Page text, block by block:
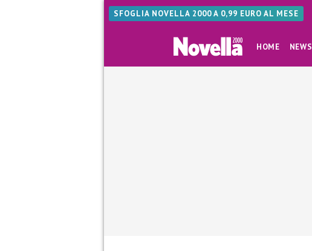
SFOGLIA NOVELLA 2000 A 0,99 EURO AL MESE
HOME NEWS